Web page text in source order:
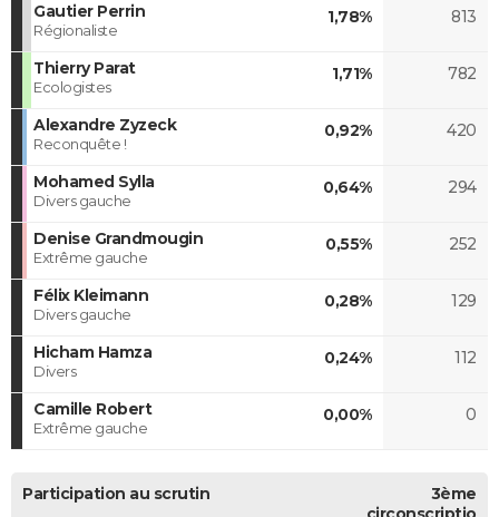
Gautier Perrin
Régionaliste
1,78% 813
Thierry Parat
Ecologistes
1,71% 782
Alexandre Zyzeck
Reconquête !
0,92% 420
Mohamed Sylla
Divers gauche
0,64% 294
Denise Grandmougin
Extrême gauche
0,55% 252
Félix Kleimann
Divers gauche
0,28% 129
Hicham Hamza
Divers
0,24% 112
Camille Robert
Extrême gauche
0,00% 0
Participation au scrutin
3ème